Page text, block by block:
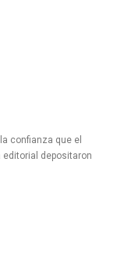
confianza que el
editorial depositaron